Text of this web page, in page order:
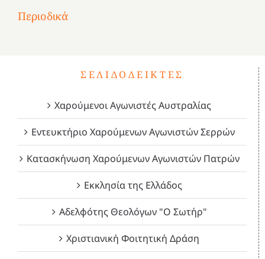
Περιοδικά
1821
Δεκέμβριος
2023!
Μάιος
2023!
Μάρτιος
2023!
ΣΕΛΙΔΟΔΕΊΚΤΕΣ
Χαρούμενοι Αγωνιστές Αυστραλίας
Εντευκτήριο Χαρούμενων Αγωνιστών Σερρών
Κατασκήνωση Χαρούμενων Αγωνιστών Πατρών
Εκκλησία της Ελλάδος
Αδελφότης Θεολόγων "Ο Σωτήρ"
Χριστιανική Φοιτητική Δράση